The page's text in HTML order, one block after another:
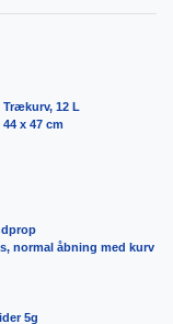
12 L
x 47 cm
normal åbning med kurv
5g